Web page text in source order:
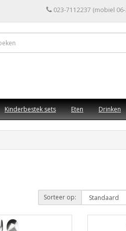
023-7112237 (mobiel
Kinderbestek sets Eten Drinken
Sorteer op: